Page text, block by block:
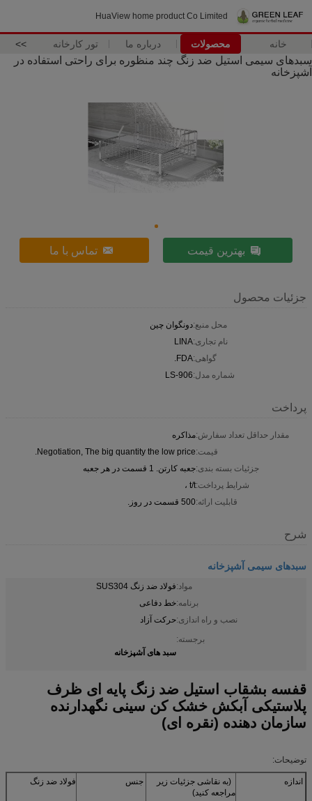
HuaView home product Co Limited
خانه محصولات درباره ما تور کارخانه >>
سبدهای سیمی استیل ضد زنگ چند منظوره برای راحتی استفاده در
آشپزخانه
بهترین قیمت تماس با ما
جزئیات محصول
محل منبع:دونگوان چین
نام تجاری:LINA
گواهی:FDA.
شماره مدل:LS-906
پرداخت
مقدار حداقل تعداد سفارش:مذاکره
قیمت:Negotiation, The big quantity the low price.
جزئیات بسته بندی:جعبه کارتن. 1 قسمت در هر جعبه
شرایط پرداخت:t/t ،
قابلیت ارائه:500 قسمت در روز.
شرح
سبدهای سیمی آشپزخانه
مواد:فولاد ضد زنگ SUS304
برنامه:خط دفاعی
نصب و راه اندازی:حركت آزاد
برجسته:
سبد های آشپزخانه
قفسه بشقاب استیل ضد زنگ پایه ای ظرف
پلاستیکی آبکش خشک کن سینی نگهدارنده
سازمان دهنده (نقره ای)
توضیحات:
اندازه
(به نقاشی جزئیات زیر
مراجعه کنید)
جنس فولاد ضد زنگ